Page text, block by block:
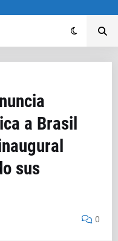
a Brasil
sus
0